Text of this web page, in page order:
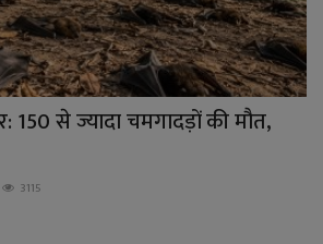
150 से ज्यादा चमगादड़ों की मौत,
3115